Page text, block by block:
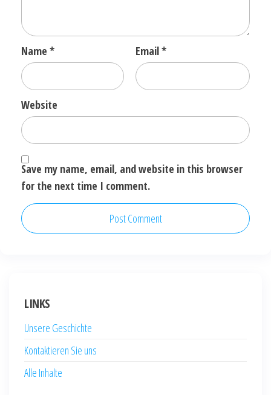
Name * Email*
Website
Save my name, email, and website in this browser
for the next time I comment.
LINKS
Unsere Geschichte
Kontaktieren Sie uns
Alle Inhalte